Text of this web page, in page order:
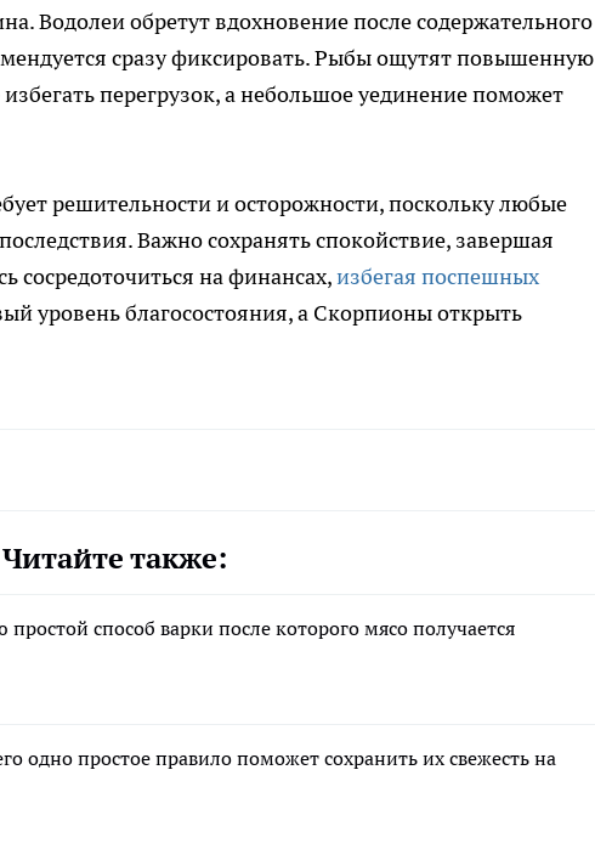
Водолеи обретут вдохновение после содержательного
сразу фиксировать. Рыбы ощутят повышенную
перегрузок, а небольшое уединение поможет
решительности и осторожности, поскольку любые
Важно сохранять спокойствие, завершая
сосредоточиться на финансах,избегая поспешных
уровень благосостояния, а Скорпионы открыть
Читайте также:
способ варки после которого мясо получается
одно простое правило поможет сохранить их свежесть на